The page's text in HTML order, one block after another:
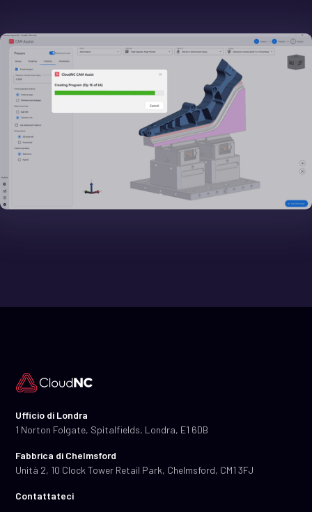
Ufficio di Londra
1 Norton Folgate, Spitalfields, Londra, E1 6DB
Fabbrica di Chelmsford
Unità 2, 10 Clock Tower Retail Park, Chelmsford, CM1 3FJ
Contattateci